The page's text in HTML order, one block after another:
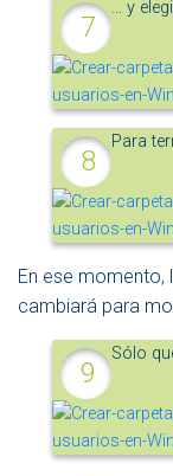
… y
Para
En ese momento,
cambiará para
Sólo